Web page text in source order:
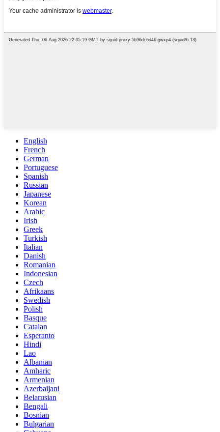
English
French
German
Portuguese
Spanish
Russian
Japanese
Korean
Arabic
Irish
Greek
Turkish
Italian
Danish
Romanian
Indonesian
Czech
Afrikaans
Swedish
Polish
Basque
Catalan
Esperanto
Hindi
Lao
Albanian
Amharic
Armenian
Azerbaijani
Belarusian
Bengali
Bosnian
Bulgarian